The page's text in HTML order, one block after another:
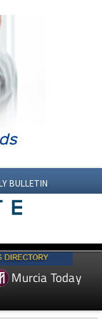
BULLETIN
Murcia Today